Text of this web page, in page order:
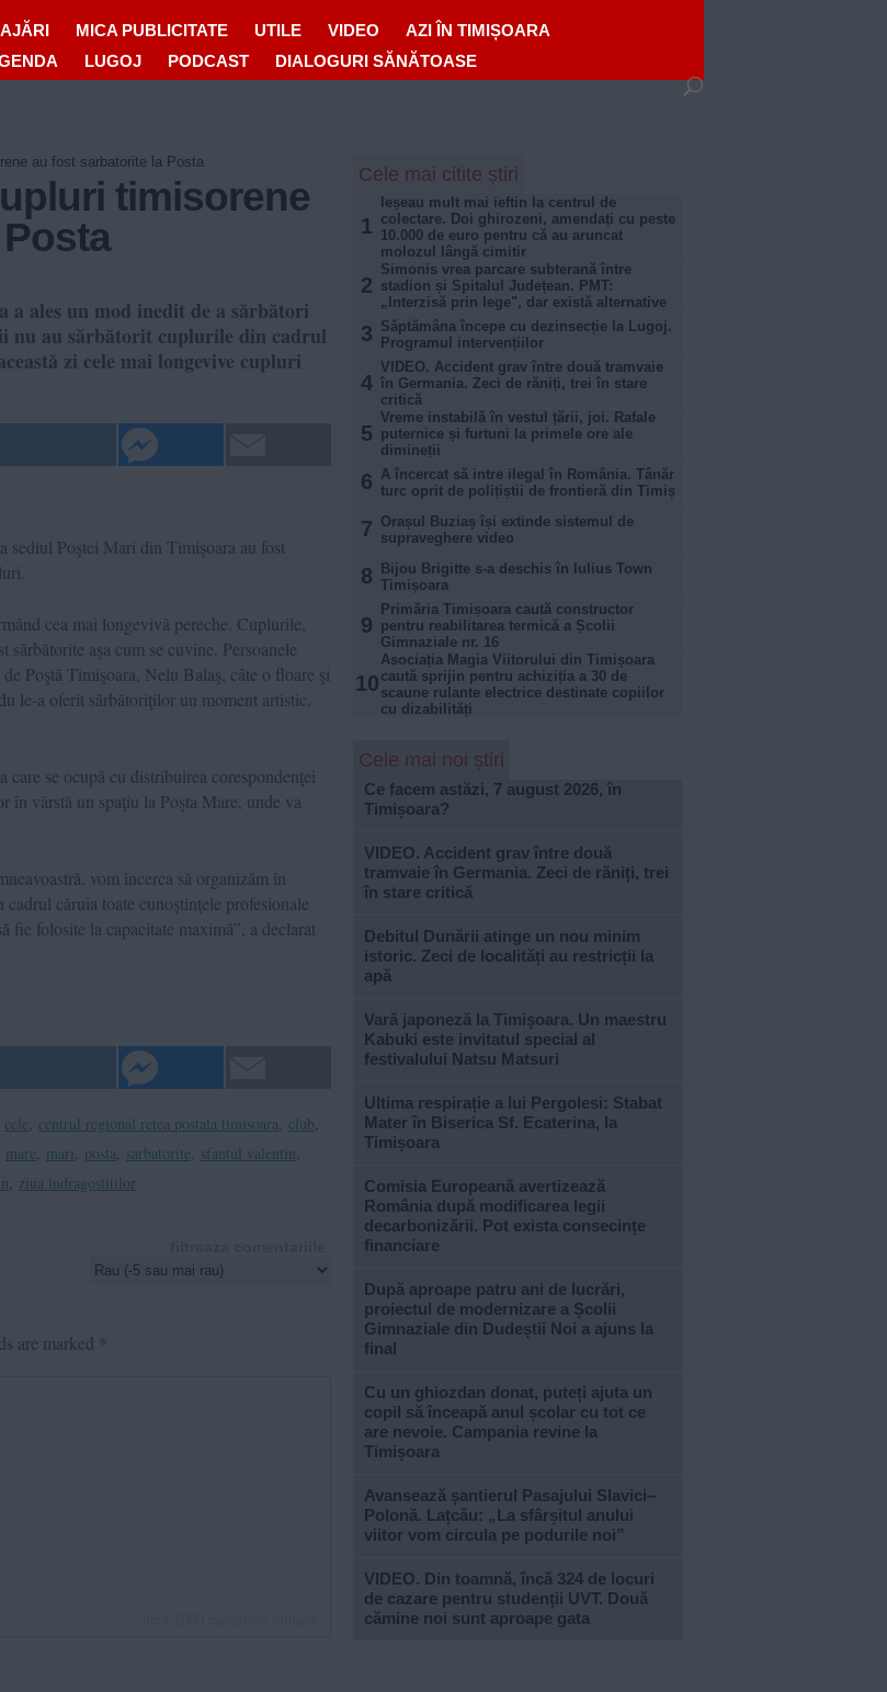
MICA PUBLICITATE UTILE VIDEO
AZI ÎN TIMIȘOARA
LUGOJ PODCAST DIALOGURI SĂNĂTOASE
au fost sarbatorite la Posta
timisorene
a ales un mod inedit de a sărbători
nu au sărbătorit cuplurile din cadrul
zi cele mai longevive cupluri
sediul Poştei Mari din Timişoara au fost
cea mai longevivă pereche. Cuplurile,
aşa cum se cuvine. Persoanele
Poştă Timişoara, Nelu Balaş, câte o floare şi
a oferit sărbătoriţilor un moment artistic,
se ocupă cu distribuirea corespondenţei
în vârstă un spaţiu la Poşta Mare, unde va
vom încerca să organizăm în
căruia toate cunoştinţele profesionale
fie folosite la capacitate maximă”, a declarat
cele centrul regional retea postala timisoara club
mare mari posta sarbatorite sfantul valentin
ziua indragostitilor
are marked *
Cele mai citite știri
1
Ieșeau mult mai ieftin la centrul de
colectare. Doi ghirozeni, amendați cu peste
10.000 de euro pentru că au aruncat
molozul lângă cimitir
2
Simonis vrea parcare subterană între
stadion și Spitalul Județean. PMT:
„Interzisă prin lege", dar există alternative
3 Săptămâna începe cu dezinsecție la Lugoj.
Programul intervențiilor
4
VIDEO. Accident grav între două tramvaie
în Germania. Zeci de răniți, trei în stare
critică
5
Vreme instabilă în vestul țării, joi. Rafale
puternice și furtuni la primele ore ale
dimineții
6 A încercat să intre ilegal în România. Tânăr
turc oprit de polițiștii de frontieră din Timiș
7 Orașul Buziaș își extinde sistemul de
supraveghere video
8
Bijou Brigitte s-a deschis în Iulius Town
Timișoara
9
Primăria Timișoara caută constructor
pentru reabilitarea termică a Școlii
Gimnaziale nr. 16
10
Asociația Magia Viitorului din Timișoara
caută sprijin pentru achiziția a 30 de
scaune rulante electrice destinate copiilor
cu dizabilități
Cele mai noi știri
Ce facem astăzi, 7 august 2026, în
Timișoara?
VIDEO. Accident grav între două
tramvaie în Germania. Zeci de răniți, trei
în stare critică
Debitul Dunării atinge un nou minim
istoric. Zeci de localități au restricții la
apă
Vară japoneză la Timișoara. Un maestru
Kabuki este invitatul special al
festivalului Natsu Matsuri
Ultima respirație a lui Pergolesi: Stabat
Mater în Biserica Sf. Ecaterina, la
Timișoara
Comisia Europeană avertizează
România după modificarea legii
decarbonizării. Pot exista consecințe
financiare
După aproape patru ani de lucrări,
proiectul de modernizare a Școlii
Gimnaziale din Dudeștii Noi a ajuns la
final
Cu un ghiozdan donat, puteți ajuta un
copil să înceapă anul școlar cu tot ce
are nevoie. Campania revine la
Timișoara
Avansează șantierul Pasajului Slavici–
Polonă. Lațcău: „La sfârșitul anului
viitor vom circula pe podurile noi”
VIDEO. Din toamnă, încă 324 de locuri
de cazare pentru studenții UVT. Două
cămine noi sunt aproape gata